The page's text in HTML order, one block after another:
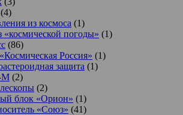
(4)
из космоса (1)
«космической погоды» (1)
(86)
Россия» (1)
защита (1)
М (2)
(2)
блок «Орион» (1)
«Союз» (41)